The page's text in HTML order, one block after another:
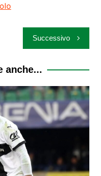
Successivo
anche...